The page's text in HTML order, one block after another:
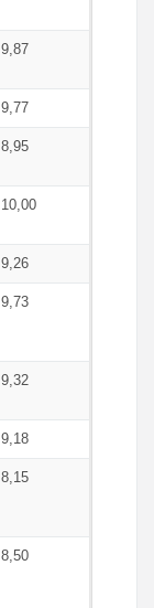
9,87
9,77
8,95
10,00
9,26
9,73
9,32
9,18
8,15
8,50